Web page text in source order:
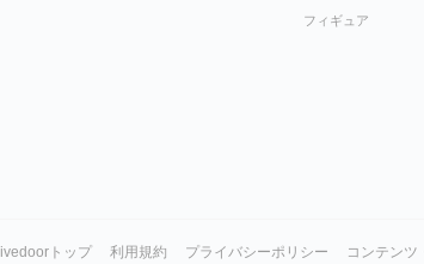
フィギュア
livedoorトップ 利用規約 プライバシーポリシー コンテンツ